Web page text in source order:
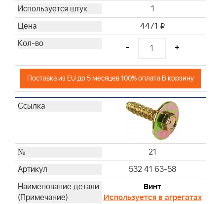
1
4471 i
- +
Поставка из EU до 5 месяцев 100% оплата В корзину
21
532 41 63-58
Винт
Используется в агрегатах